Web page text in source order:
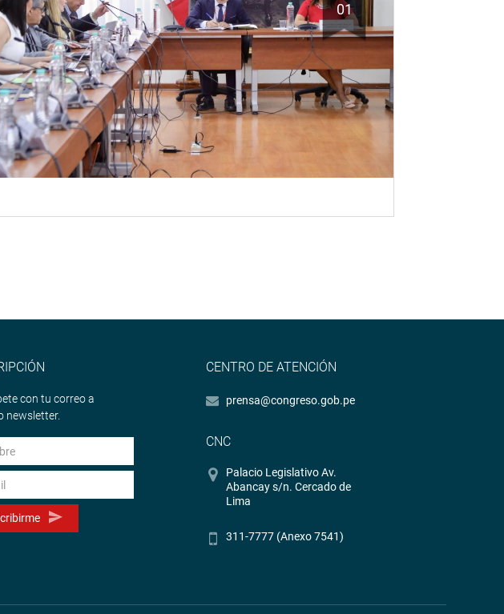
01
con tu correo a
newsletter.
CENTRO DE ATENCIÓN
prensa@congreso.gob.pe
CNC
Palacio Legislativo Av.
Abancay s/n. Cercado de
Lima
311-7777 (Anexo 7541)